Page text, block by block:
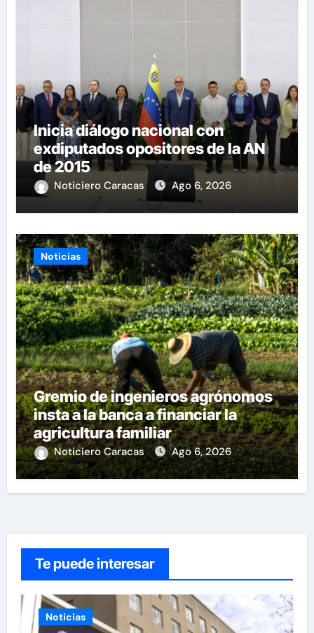
Inicia diálogo nacional con
exdiputados opositores de la AN
de 2015
Noticiero Caracas Ago 6, 2026
Noticias
Gremio de ingenieros agrónomos
insta a la banca a financiar la
agricultura familiar
Noticiero Caracas Ago 6, 2026
Te puede interesar
Noticias